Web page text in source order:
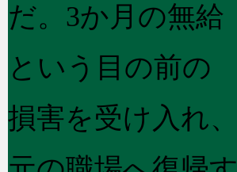
だ。3か月の無給
という目の前の
損害を受け入れ、